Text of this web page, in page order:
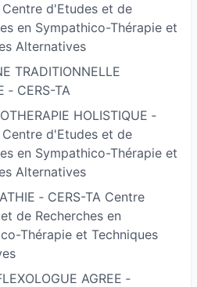
:
le bilan énergétique et
de perturbations du
et neurovégétatif en
gestion des troubles
et en nutrition,
des troubles du sommeil
de l'enfant et de la
hypnose
Centre d'Etudes et de
en Sympathico-Thérapie et
Alternatives
TRADITIONNELLE
‐ CERS-TA
HOLISTIQUE ‐
Centre d'Etudes et de
en Sympathico-Thérapie et
Alternatives
‐ CERS-TA Centre
de Recherches en
Thérapie et Techniques
AGREE ‐